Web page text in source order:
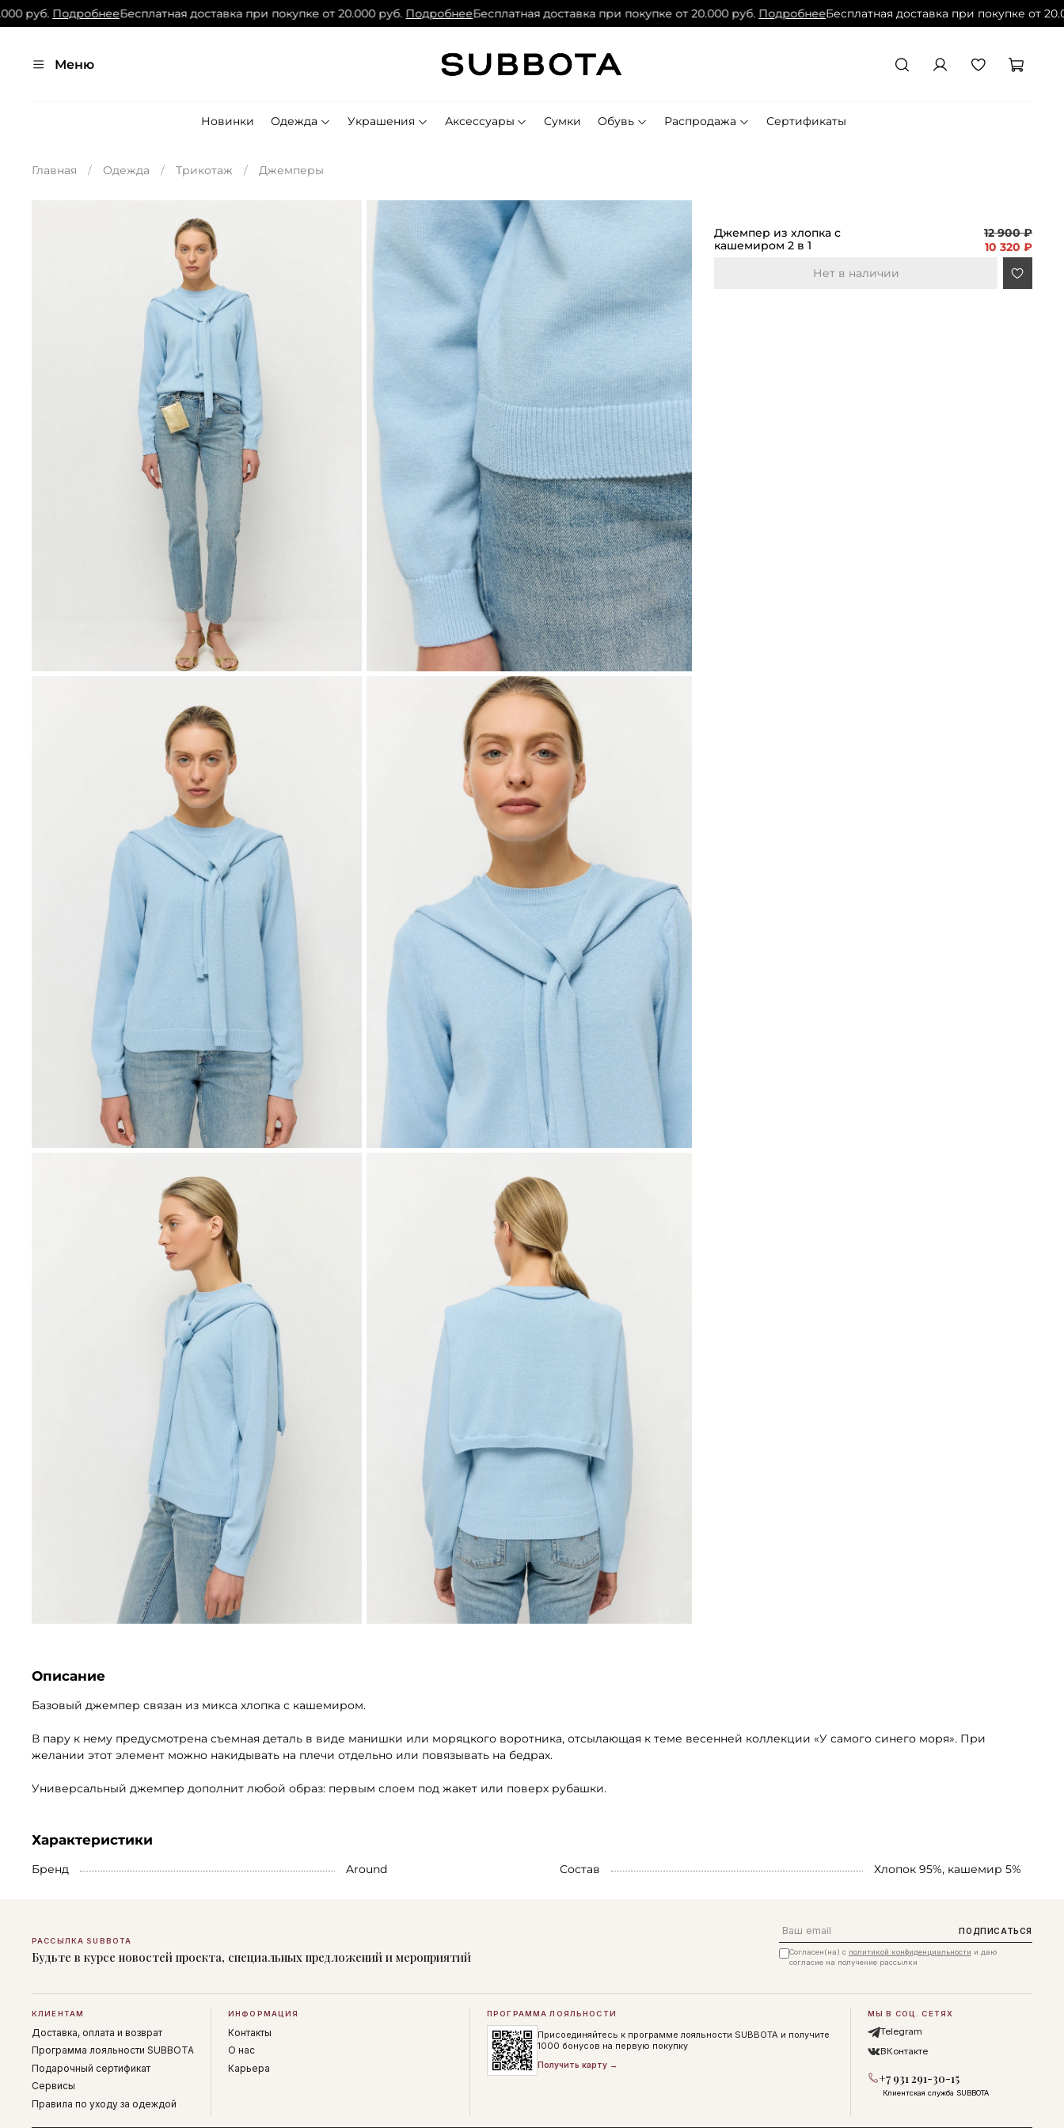
руб.ПодробнееБесплатная доставка при покупке от 20.000 руб.ПодробнееБесплатная доставка при покупке от 20.000 руб.ПодробнееБесплатная доставка при покупке от
Меню
Новинки Одежда Украшения Аксессуары Сумки Обувь Распродажа Сертификаты
Главная Одежда Трикотаж Джемперы
Джемпер из хлопка с
кашемиром 2 в 1
12 900 ₽
10 320 ₽
Нет в наличии
Описание
Базовый джемпер связан из микса хлопка с кашемиром.
В пару к нему предусмотрена съемная деталь в виде манишки или моряцкого воротника, отсылающая к теме весенней коллекции «У самого синего моря». При
желании этот элемент можно накидывать на плечи отдельно или повязывать на бедрах.
Универсальный джемпер дополнит любой образ: первым слоем под жакет или поверх рубашки.
Характеристики
Бренд Around Состав Хлопок 95%, кашемир 5%
РАССЫЛКА SUBBOTA
Будьте в курсе новостей проекта, специальных предложений и мероприятий
Email ПОДПИСАТЬСЯ
Согласен(на) с политикой конфиденциальности и даю
согласие на получение рассылки
КЛИЕНТАМ
Доставка, оплата и возврат
Программа лояльности SUBBOTA
Подарочный сертификат
Сервисы
Правила по уходу за одеждой
ИНФОРМАЦИЯ
Контакты
О нас
Карьера
ПРОГРАММА ЛОЯЛЬНОСТИ
Присоединяйтесь к программе лояльности SUBBOTA и получите
1000 бонусов на первую покупку
Получить карту →
МЫ В СОЦ. СЕТЯХ
Telegram
ВКонтакте
+7 931 291-30-15
Клиентская служба SUBBOTA